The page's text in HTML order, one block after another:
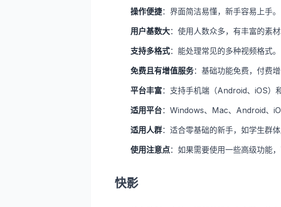
操作便捷：界面简洁易懂，新手容易上手。
用户基数大：使用人数众多，有丰富的素
支持多格式：能处理常见的多种视频格式。
免费且有增值服务：基础功能免费，付费
平台丰富：支持手机端（Android、iOS）
适用平台：Windows、Mac、Android、
适用人群：适合零基础的新手，如学生群
使用注意点：如果需要使用一些高级功能
快影